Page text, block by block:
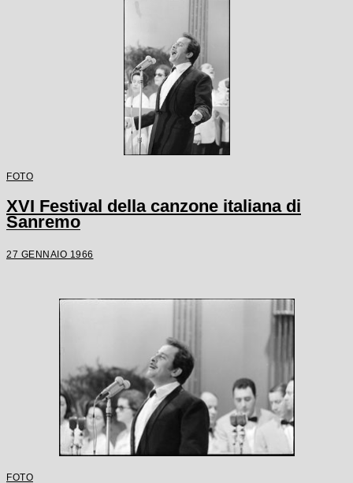
FOTO
XVI Festival della canzone italiana di
Sanremo
27 GENNAIO 1966
FOTO